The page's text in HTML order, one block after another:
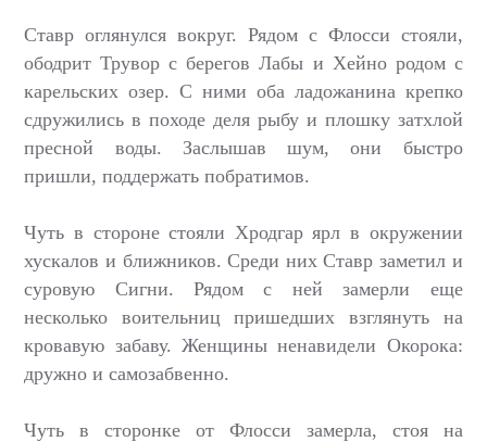
Ставр оглянулся вокруг. Рядом с Флосси стояли,
ободрит Трувор с берегов Лабы и Хейно родом с
карельских озер. С ними оба ладожанина крепко
сдружились в походе деля рыбу и плошку затхлой
пресной воды. Заслышав шум, они быстро
пришли, поддержать побратимов.
Чуть в стороне стояли Хродгар ярл в окружении
хускалов и ближников. Среди них Ставр заметил и
суровую Сигни. Рядом с ней замерли еще
несколько воительниц пришедших взглянуть на
кровавую забаву. Женщины ненавидели Окорока:
дружно и самозабвенно.
Чуть в сторонке от Флосси замерла, стоя на